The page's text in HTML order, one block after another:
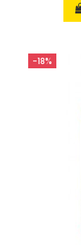
-18%